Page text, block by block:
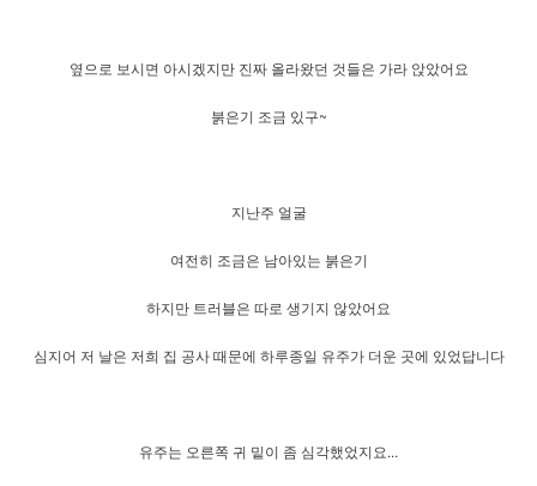
옆으로 보시면 아시겠지만 진짜 올라왔던 것들은 가라 앉았어요
붉은기 조금 있구~
지난주 얼굴
여전히 조금은 남아있는 붉은기
하지만 트러블은 따로 생기지 않았어요
심지어 저 날은 저희 집 공사 때문에 하루종일 유주가 더운 곳에 있었답니다
유주는 오른쪽 귀 밑이 좀 심각했었지요...